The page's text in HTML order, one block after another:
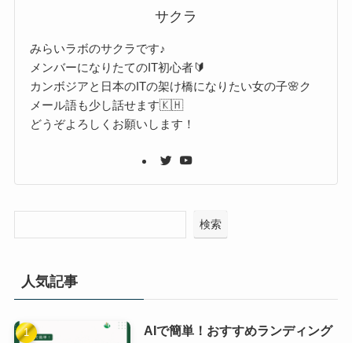
サクラ
みらいラボのサクラです♪
メンバーになりたてのIT初心者🔰
カンボジアと日本のITの架け橋になりたい女の子🌸ク
メール語も少し話せます🇰🇭
どうぞよろしくお願いします！
検索
人気記事
AIで簡単！おすすめランディング